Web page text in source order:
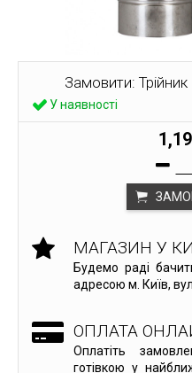
Замовити:
У наявності
МАГАЗИН У
Будемо раді
адресою м. Київ,
ОПЛАТА
Оплатіть
готівкою у